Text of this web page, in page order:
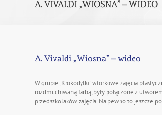
A. VIVALDI „WIOSNA” – WIDEO
A. Vivaldi „Wiosna” – wideo
W grupie „Krokodylki” wtorkowe zajęcia
rozdmuchiwaną farbą, były połączone z
przedszkolaków zajęcia. Na pewno to jeszcze